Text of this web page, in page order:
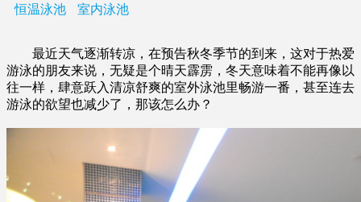
恒温泳池
室内泳池
最近天气逐渐转凉，在预告秋冬季节的到来，这对于热爱
游泳的朋友来说，无疑是个晴天霹雳，冬天意味着不能再像以
往一样，肆意跃入清凉舒爽的室外泳池里畅游一番，甚至连去
游泳的欲望也减少了，那该怎么办？